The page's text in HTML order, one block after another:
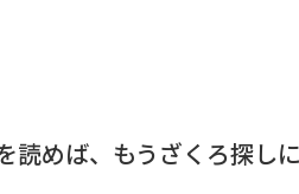
読めば、もうざくろ探し